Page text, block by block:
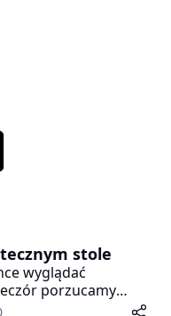
stole
wyglądać
porzucamy
natomiast